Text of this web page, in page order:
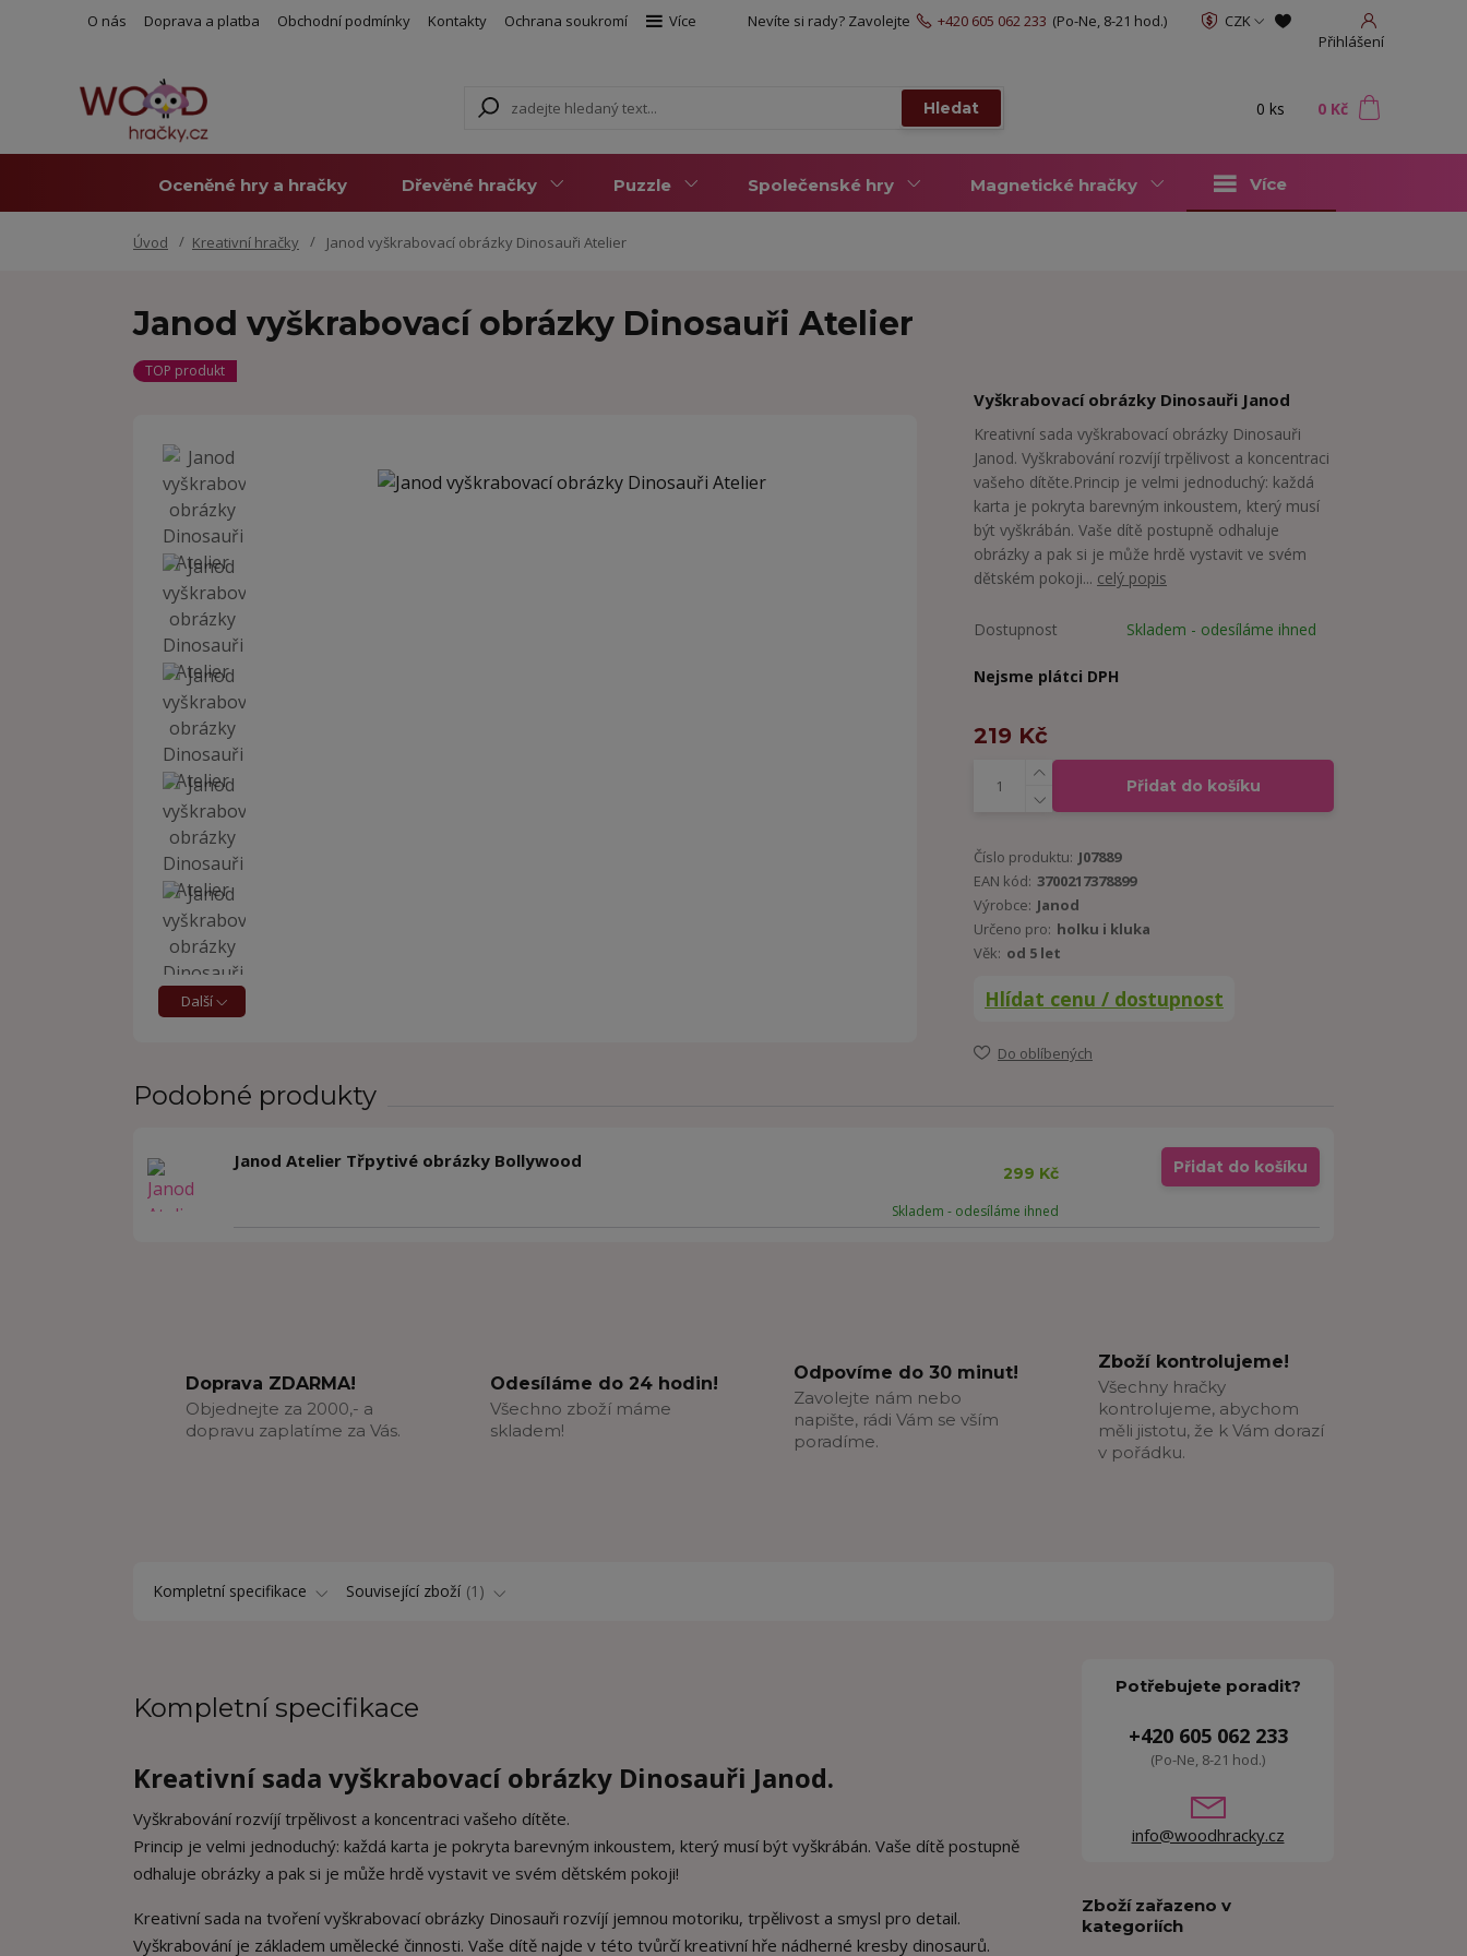
O nás Doprava a platba Obchodní podmínky Kontakty Ochrana soukromí Více
CZK
Přihlášení
Hledat
Nevíte si rady? Zavolejte +420 605 062 233 (Po-Ne, 8-21 hod.)
0 ks 0 Kč
Oceněné hry a hračky Dřevěné hračky Puzzle Společenské hry Magnetické hračky Více
Úvod Kreativní hračky Janod vyškrabovací obrázky Dinosauři Atelier
Janod vyškrabovací obrázky Dinosauři Atelier
TOP produkt
Další
Vyškrabovací obrázky Dinosauři Janod
Kreativní sada vyškrabovací obrázky Dinosauři
Janod. Vyškrabování rozvíjí trpělivost a koncentraci
vašeho dítěte.Princip je velmi jednoduchý: každá
karta je pokryta barevným inkoustem, který musí
být vyškrábán. Vaše dítě postupně odhaluje
obrázky a pak si je může hrdě vystavit ve svém
dětském pokoji... celý popis
Dostupnost Skladem - odesíláme ihned
Nejsme plátci DPH
219 Kč
Přidat do košíku
Číslo produktu: J07889
EAN kód: 3700217378899
Výrobce: Janod
Určeno pro: holku i kluka
Věk: od 5 let
Hlídat cenu / dostupnost
Do oblíbených
Podobné produkty
Janod Atelier Třpytivé obrázky Bollywood
299 Kč
Skladem - odesíláme ihned
Přidat do košíku
Doprava ZDARMA!
Objednejte za 2000,- a
dopravu zaplatíme za Vás.
Odesíláme do 24 hodin!
Všechno zboží máme
skladem!
Odpovíme do 30 minut!
Zavolejte nám nebo
napište, rádi Vám se vším
poradíme.
Zboží kontrolujeme!
Všechny hračky
kontrolujeme, abychom
měli jistotu, že k Vám dorazí
v pořádku.
Kompletní specifikace Související zboží 1
Kompletní specifikace
Kreativní sada vyškrabovací obrázky Dinosauři Janod.
Vyškrabování rozvíjí trpělivost a koncentraci vašeho dítěte.
Princip je velmi jednoduchý: každá karta je pokryta barevným inkoustem, který musí být vyškrábán. Vaše dítě postupně
odhaluje obrázky a pak si je může hrdě vystavit ve svém dětském pokoji!
Kreativní sada na tvoření vyškrabovací obrázky Dinosauři rozvíjí jemnou motoriku, trpělivost a smysl pro detail.
Vyškrabování je základem umělecké činnosti. Vaše dítě najde v této tvůrčí kreativní hře nádherné kresby dinosaurů.
Potřebujete poradit?
+420 605 062 233
(Po-Ne, 8-21 hod.)
info@woodhracky.cz
Zboží zařazeno v
kategoriích